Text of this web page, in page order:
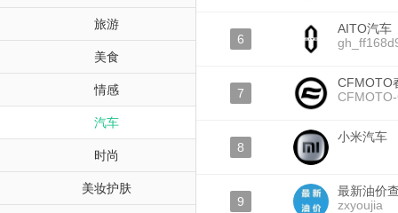
旅游
美食
情感
汽车
时尚
美妆护肤
6
AITO汽车
7
CFMOTO
8
小米汽车
9
最新油价
zxyoujia